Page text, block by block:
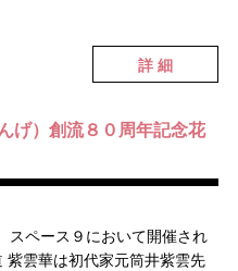
詳 細
）創流８０周年記念花
ペース９において開催され
雲華は初代家元筒井紫雲先